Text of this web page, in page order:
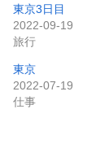
東京3日目
2022-09-19
旅行
東京
2022-07-19
仕事